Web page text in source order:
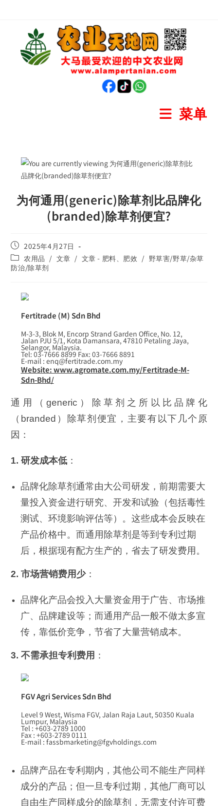
菜单
为何通用(generic)除草剂比品牌化
(branded)除草剂便宜?
2025年4月27日
农用品 / 文章 / 文章 - 肥料、肥效 / 野草害/野草/杂草
防治/除草剂
Fertitrade (M) Sdn Bhd
M-3-3, Blok M, Encorp Strand Garden Office, No. 12,
Jalan PJU 5/1, Kota Damansara, 47810 Petaling Jaya,
Selangor, Malaysia.
Tel: 03-7666 8899 Fax: 03-7666 8891
E-mail : enq@fertitrade.com.my
Website: www.agromate.com.my/Fertitrade-M-
Sdn-Bhd/
通用（generic）除草剂之所以比品牌化
（branded）除草剂便宜，主要有以下几个原
因：
1. 研发成本低 ：
品牌化除草剂通常由大公司研发，前期需要大
量投入资金进行研究、开发和试验（包括毒性
测试、环境影响评估等）。这些成本会反映在
产品价格中。而通用除草剂是等到专利过期
后，根据现有配方生产的，省去了研发费用。
2. 市场营销费用少：
品牌化产品会投入大量资金用于广告、市场推
广、品牌建设等；而通用产品一般不做太多宣
传，靠低价竞争，节省了大量营销成本。
3. 不需承担专利费用 ：
FGV Agri Services Sdn Bhd
Level 9 West, Wisma FGV, Jalan Raja Laut, 50350 Kuala
Lumpur, Malaysia
Tel : +603-2789 1000
Fax : +603-2789 0111
E-mail : fassbmarketing@fgvholdings.com
品牌产品在专利期内，其他公司不能生产同样
成分的产品；但一旦专利过期，其他厂商可以
自由生产同样成分的除草剂，无需支付许可费